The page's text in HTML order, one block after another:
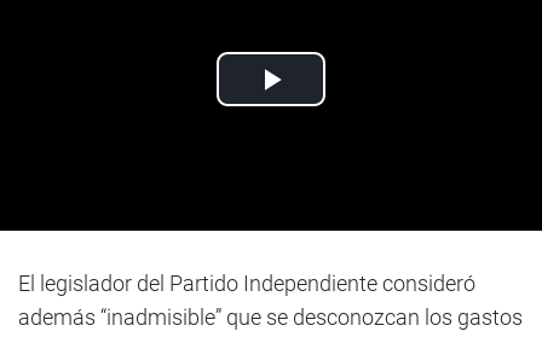
El legislador del Partido Independiente consideró
además “inadmisible” que se desconozcan los gastos